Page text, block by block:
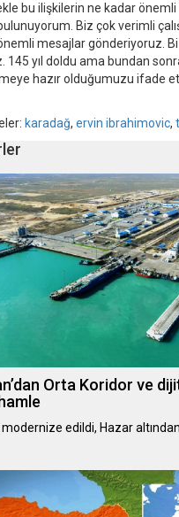
bu ilişkilerin ne kadar
Biz çok verimli
mesajlar gönderiyoruz.
145 yıl doldu ama bundan
hazır olduğumuzu ifade
karadağ, ervin ibrahimovic,
Orta Koridor ve
modernize edildi, Hazar